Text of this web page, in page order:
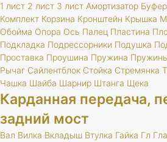
1 лист 2 лист 3 лист Амортизатор Буфер
Комплект Корзина Кронштейн Крышка
Обойма Опора Ось Палец Пластина
Подкладка Подрессорники Подушка
Проставка Проушина Пружина
Рычаг Сайлентблок Стойка Стремянка
Чашка Шайба Шарнир Штанга Щека
Карданная передача,
задний мост
Вал Вилка Вкладыш Втулка Гайка Гл